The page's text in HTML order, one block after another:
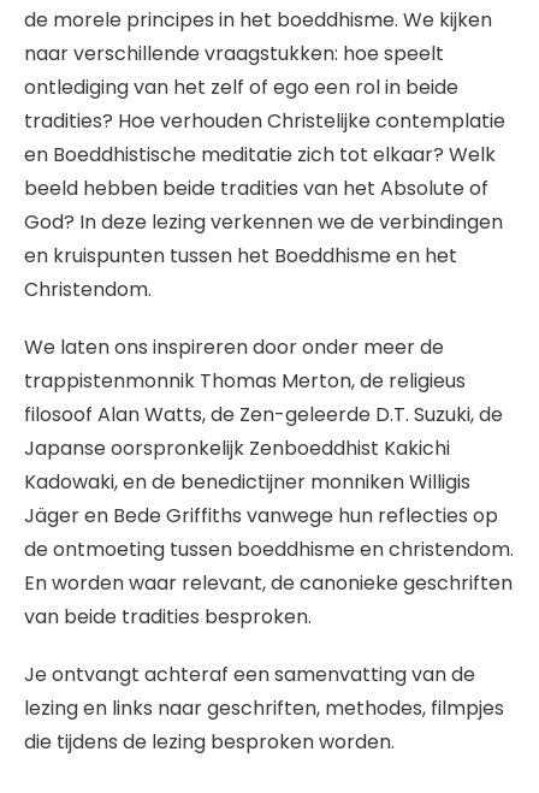
de morele principes in het boeddhisme. We kijken
naar verschillende vraagstukken: hoe speelt
ontlediging van het zelf of ego een rol in beide
tradities? Hoe verhouden Christelijke contemplatie
en Boeddhistische meditatie zich tot elkaar? Welk
beeld hebben beide tradities van het Absolute of
God? In deze lezing verkennen we de verbindingen
en kruispunten tussen het Boeddhisme en het
Christendom.
We laten ons inspireren door onder meer de
trappistenmonnik Thomas Merton, de religieus
filosoof Alan Watts, de Zen-geleerde D.T. Suzuki, de
Japanse oorspronkelijk Zenboeddhist Kakichi
Kadowaki, en de benedictijner monniken Willigis
Jäger en Bede Griffiths vanwege hun reflecties op
de ontmoeting tussen boeddhisme en christendom.
En worden waar relevant, de canonieke geschriften
van beide tradities besproken.
Je ontvangt achteraf een samenvatting van de
lezing en links naar geschriften, methodes, filmpjes
die tijdens de lezing besproken worden.